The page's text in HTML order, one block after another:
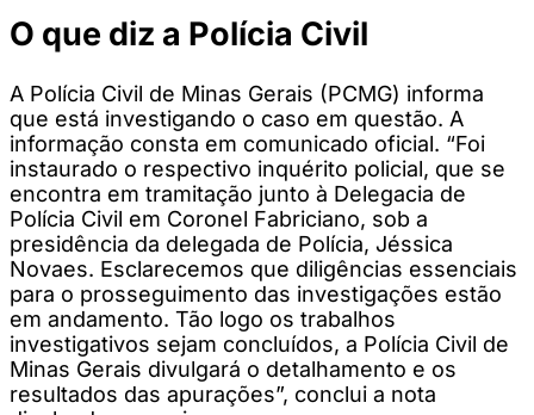
O que diz a Polícia Civil
A Polícia Civil de Minas Gerais (PCMG) informa
que está investigando o caso em questão. A
informação consta em comunicado oficial. “Foi
instaurado o respectivo inquérito policial, que se
encontra em tramitação junto à Delegacia de
Polícia Civil em Coronel Fabriciano, sob a
presidência da delegada de Polícia, Jéssica
Novaes. Esclarecemos que diligências essenciais
para o prosseguimento das investigações estão
em andamento. Tão logo os trabalhos
investigativos sejam concluídos, a Polícia Civil de
Minas Gerais divulgará o detalhamento e os
resultados das apurações”, conclui a nota